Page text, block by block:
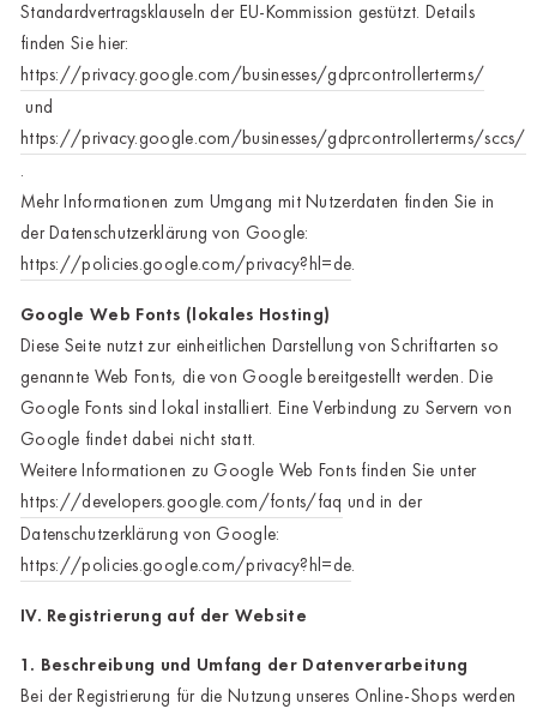
Standardvertragsklauseln der EU-Kommission gestützt. Details
finden Sie hier:
https://privacy.google.com/businesses/gdprcontrollerterms/
und
https://privacy.google.com/businesses/gdprcontrollerterms/sccs/
.
Mehr Informationen zum Umgang mit Nutzerdaten finden Sie in
der Datenschutzerklärung von Google:
https://policies.google.com/privacy?hl=de.
Google Web Fonts (lokales Hosting)
Diese Seite nutzt zur einheitlichen Darstellung von Schriftarten so
genannte Web Fonts, die von Google bereitgestellt werden. Die
Google Fonts sind lokal installiert. Eine Verbindung zu Servern von
Google findet dabei nicht statt.
Weitere Informationen zu Google Web Fonts finden Sie unter
https://developers.google.com/fonts/faq und in der
Datenschutzerklärung von Google:
https://policies.google.com/privacy?hl=de.
IV. Registrierung auf der Website
1. Beschreibung und Umfang der Datenverarbeitung
Bei der Registrierung für die Nutzung unseres Online-Shops werden